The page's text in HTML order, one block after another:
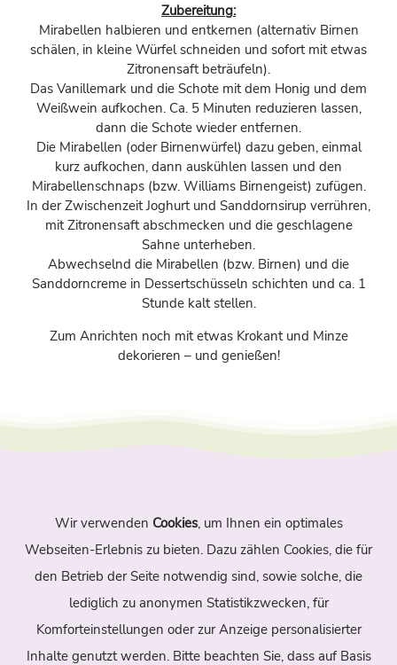
Zubereitung:
Mirabellen halbieren und entkernen (alternativ Birnen
schälen, in kleine Würfel schneiden und sofort mit etwas
Zitronensaft beträufeln).
Das Vanillemark und die Schote mit dem Honig und dem
Weißwein aufkochen. Ca. 5 Minuten reduzieren lassen,
dann die Schote wieder entfernen.
Die Mirabellen (oder Birnenwürfel) dazu geben, einmal
kurz aufkochen, dann auskühlen lassen und den
Mirabellenschnaps (bzw. Williams Birnengeist) zufügen.
In der Zwischenzeit Joghurt und Sanddornsirup verrühren,
mit Zitronensaft abschmecken und die geschlagene
Sahne unterheben.
Abwechselnd die Mirabellen (bzw. Birnen) und die
Sanddorncreme in Dessertschüsseln schichten und ca. 1
Stunde kalt stellen.
Zum Anrichten noch mit etwas Krokant und Minze
dekorieren – und genießen!
Navigation
Home Themen Autoren
Sitemap Impressum Datenschutz
Wir verwenden Cookies, um Ihnen ein optimales
Webseiten-Erlebnis zu bieten. Dazu zählen Cookies, die für
den Betrieb der Seite notwendig sind, sowie solche, die
lediglich zu anonymen Statistikzwecken, für
Komforteinstellungen oder zur Anzeige personalisierter
Inhalte genutzt werden. Bitte beachten Sie, dass auf Basis